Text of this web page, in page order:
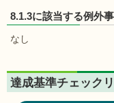
8.1.3に該当する例外
なし
達成基準チェック